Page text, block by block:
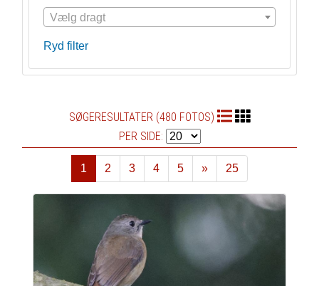
Vælg dragt
Ryd filter
SØGERESULTATER (480 FOTOS)
PER SIDE:
1 2 3 4 5
»
Næste
25